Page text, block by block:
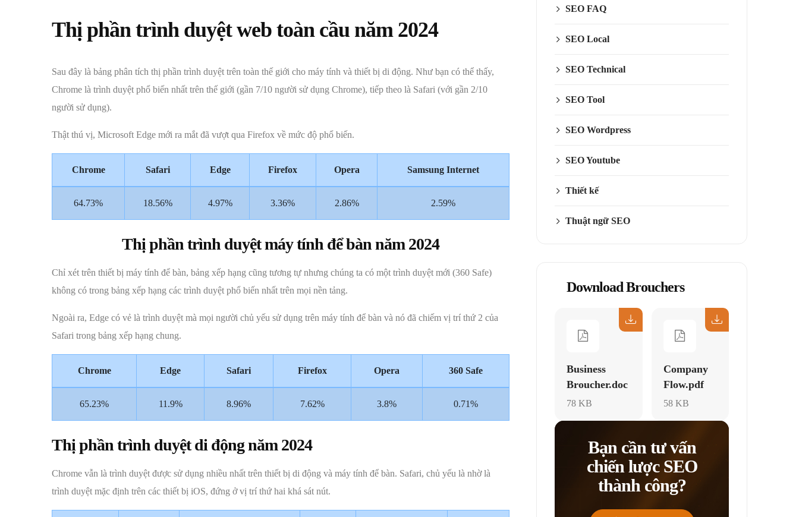
Thị phần trình duyệt web toàn cầu năm 2024
Sau đây là bảng phân tích thị phần trình duyệt trên toàn thế giới cho máy tính và thiết bị di động. Như bạn có thể thấy,
Chrome là trình duyệt phổ biến nhất trên thế giới (gần 7/10 người sử dụng Chrome), tiếp theo là Safari (với gần 2/10
người sử dụng).
Thật thú vị, Microsoft Edge mới ra mắt đã vượt qua Firefox về mức độ phổ biến.
Chrome Safari Edge Firefox Opera Samsung Internet
64.73% 18.56% 4.97% 3.36% 2.86% 2.59%
Thị phần trình duyệt máy tính để bàn năm 2024
Chỉ xét trên thiết bị máy tính để bàn, bảng xếp hạng cũng tương tự nhưng chúng ta có một trình duyệt mới (360 Safe)
không có trong bảng xếp hạng các trình duyệt phổ biến nhất trên mọi nền tảng.
Ngoài ra, Edge có vẻ là trình duyệt mà mọi người chủ yếu sử dụng trên máy tính để bàn và nó đã chiếm vị trí thứ 2 của
Safari trong bảng xếp hạng chung.
Chrome Edge Safari Firefox Opera 360 Safe
65.23% 11.9% 8.96% 7.62% 3.8% 0.71%
Thị phần trình duyệt di động năm 2024
Chrome vẫn là trình duyệt được sử dụng nhiều nhất trên thiết bị di động và máy tính để bàn. Safari, chủ yếu là nhờ là
trình duyệt mặc định trên các thiết bị iOS, đứng ở vị trí thứ hai khá sát nút.
SEO FAQ
SEO Local
SEO Technical
SEO Tool
SEO Wordpress
SEO Youtube
Thiết kế
Thuật ngữ SEO
Download Brouchers
Business
Broucher.doc
78 KB
Company
Flow.pdf
58 KB
Bạn cần tư vấn
chiến lược SEO
thành công?